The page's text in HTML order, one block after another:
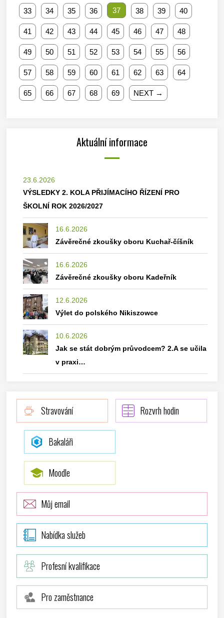
33 34 35 36 37 38 39 40
41 42 43 44 45 46 47 48
49 50 51 52 53 54 55 56
57 58 59 60 61 62 63 64
65 66 67 68 69 NEXT →
Aktuální informace
23.6.2026
VÝSLEDKY 2. KOLA PŘIJÍMACÍHO ŘÍZENÍ PRO
ŠKOLNÍ ROK 2026/2027
16.6.2026
Závěrečné zkoušky oboru Kuchař-číšník
16.6.2026
Závěrečné zkoušky oboru Kadeřník
12.6.2026
Výlet do polského Nikiszowce
10.6.2026
Jak se stát dobrým průvodcem? 2.A se učila
v praxi…
Stravování Rozvrh hodin
Bakaláři
Moodle
Můj email
Nabídka služeb
Profesní kvalifikace
Pro zaměstnance